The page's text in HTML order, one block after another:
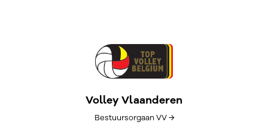
Volley Vlaanderen
Bestuursorgaan VV →